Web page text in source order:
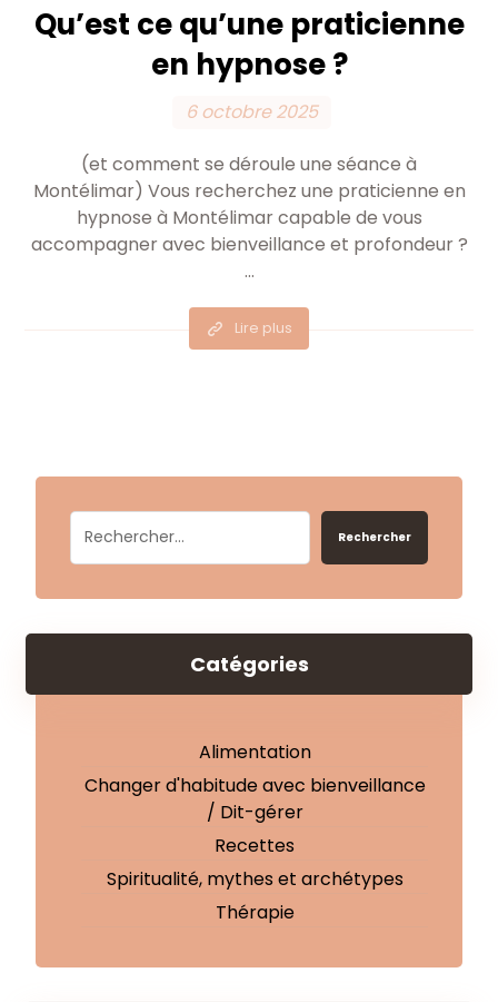
Qu’est ce qu’une praticienne
en hypnose ?
6 octobre 2025
(et comment se déroule une séance à
Montélimar) Vous recherchez une praticienne en
hypnose à Montélimar capable de vous
accompagner avec bienveillance et profondeur ?
...
Lire plus
Rechercher
Catégories
Alimentation
Changer d'habitude avec bienveillance
/ Dit-gérer
Recettes
Spiritualité, mythes et archétypes
Thérapie